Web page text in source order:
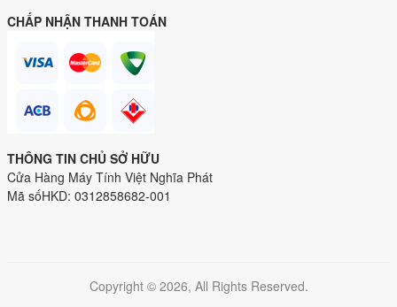
CHẤP NHẬN THANH TOÁN
THÔNG TIN CHỦ SỞ HỮU
Cửa Hàng Máy Tính Việt Nghĩa Phát
Mã sốHKD: 0312858682-001
Copyright © 2026, All Rights Reserved.